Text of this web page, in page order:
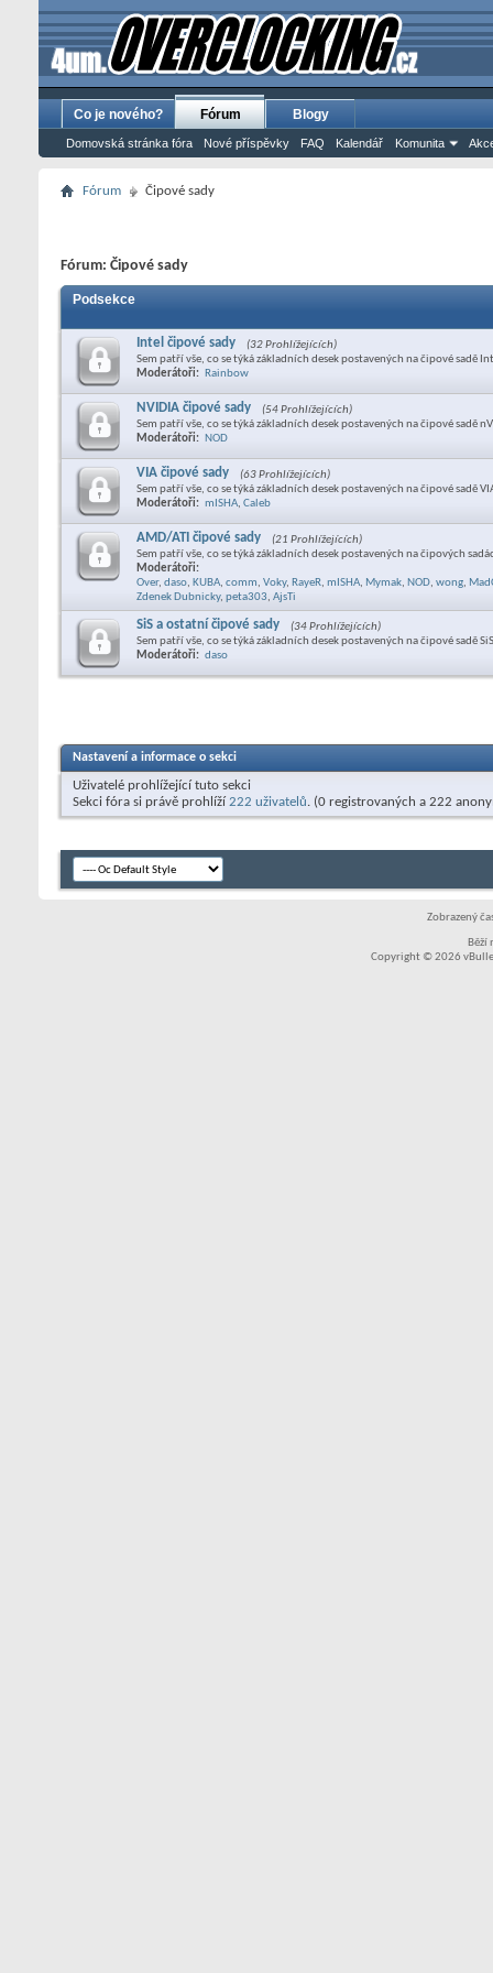
Co je nového? Fórum
Domovská stránka fóra Nové příspěvky FAQ Kalendář Komunita
Blogy
Fórum Čipové sady
Fórum: Čipové sady
Podsekce
Intel čipové sady
(32 Prohlížejících)
Sem patří vše, co se týká základních desek postavených na čipové sadě
Moderátoři: Rainbow
NVIDIA čipové sady
(54 Prohlížejících)
Sem patří vše, co se týká základních desek postavených na čipové sadě
Moderátoři: NOD
VIA čipové sady
(63 Prohlížejících)
Sem patří vše, co se týká základních desek postavených na čipové sadě
Moderátoři: mISHA, Caleb
AMD/ATI čipové sady
(21 Prohlížejících)
Sem patří vše, co se týká základních desek postavených na čipových
Moderátoři:
Over, daso, KUBA, comm, Voky, RayeR, mISHA, Mymak, NOD, wong,
Zdenek Dubnicky, peta303, AjsTi
SiS a ostatní čipové sady
(34 Prohlížejících)
Sem patří vše, co se týká základních desek postavených na čipové sadě
Moderátoři: daso
Nastavení a informace o sekci
Uživatelé prohlížející tuto sekci
Sekci fóra si právě prohlíží222 uživatelů. (0 registrovaných a 222
Zobrazený
Běží
Copyright © 2026